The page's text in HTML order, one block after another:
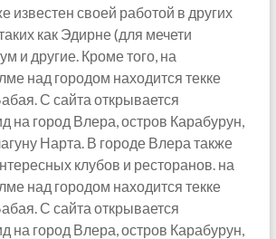
известен своей работой в других
как Эдирне (для мечети
и другие. Кроме того, на
над городом находится текке
С сайта открывается
на город Влера, остров Карабурун,
Нарта. В городе Влера также
клубов и ресторанов. на
над городом находится текке
С сайта открывается
на город Влера, остров Карабурун,